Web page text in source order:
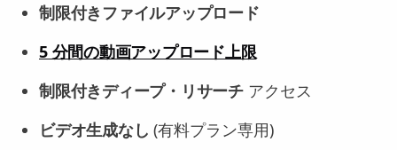
制限付きファイルアップロード
5 分間の動画アップロード上限
制限付きディープ・リサーチアクセス
ビデオ生成なし (有料プラン専用)